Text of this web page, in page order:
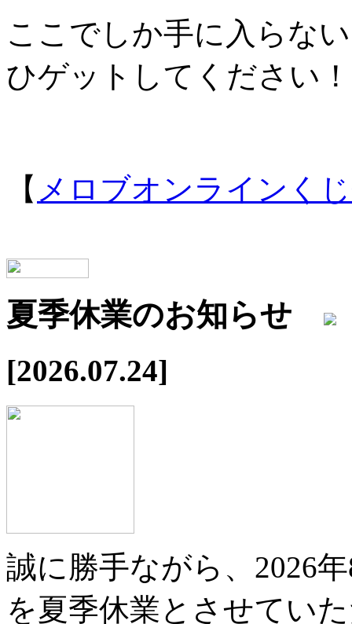
ここでしか手に入らな
ひゲットしてください！
【 メロブオンラインく
夏季休業のお知らせ
[2026.07.24]
誠に勝手ながら、2026
を夏季休業とさせてい